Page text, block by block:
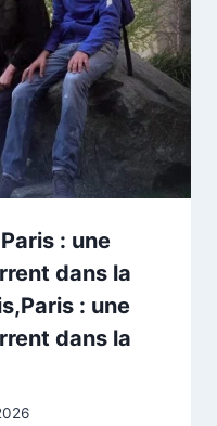
: une
dans la
: une
dans la